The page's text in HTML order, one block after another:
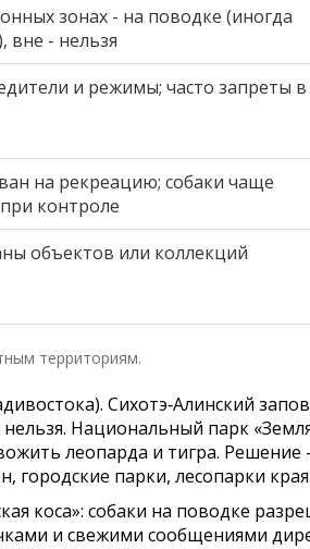
зонах - на поводке (иногда
вне - нельзя
и режимы; часто запреты в
на рекреацию; собаки чаще
контроле
объектов или коллекций
территориям.
Сихотэ‑Алинский
нельзя. Национальный парк
леопарда и тигра.
городские парки, лесопарки края.
коса»: собаки на поводке
и свежими сообщениями